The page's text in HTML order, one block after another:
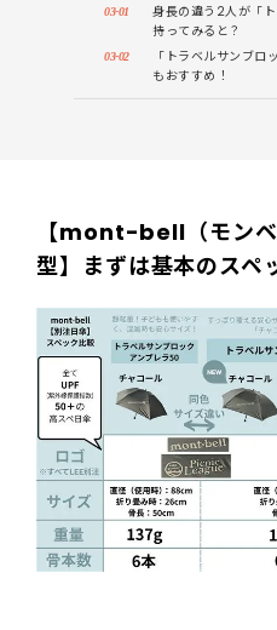
身長の違う2人が「
持ってみると？
「トラベルサンブ
もおすすめ！
【mont-bell（モンベ
型】まずは基本のスペ